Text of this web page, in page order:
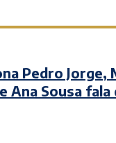
Pedro Jorge,
Ana Sousa fala